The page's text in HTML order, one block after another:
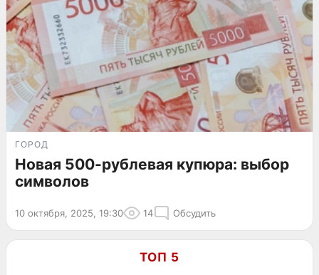
ГОРОД
Новая 500-рублевая купюра: выбор
символов
10 октября, 2025, 19:30 14 Обсудить
ТОП 5